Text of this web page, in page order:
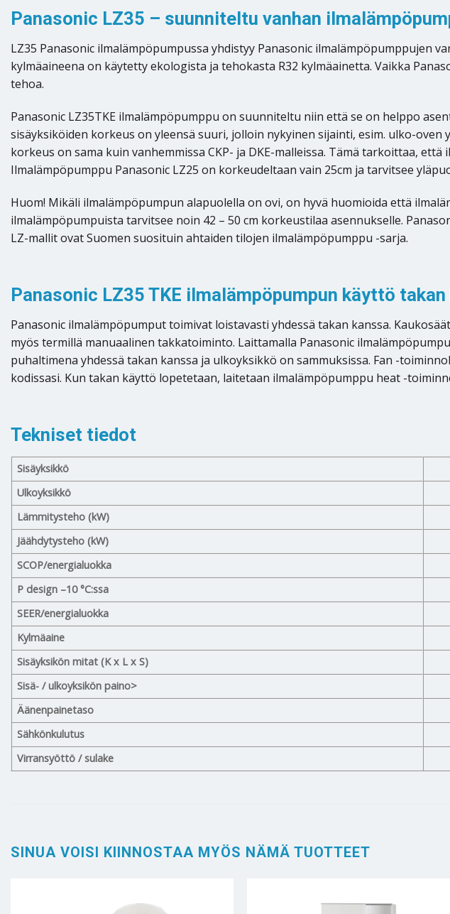
Panasonic LZ35 – suunniteltu vanhan
LZ35 Panasonic ilmalämpöpumpussa yhdistyy Panasonic ilmalämpöpumppujen
kylmäaineena on käytetty ekologista ja tehokasta R32 kylmäainetta. Vaikka
tehoa.
Panasonic LZ35TKE ilmalämpöpumppu on suunniteltu niin että se on helppo
sisäyksiköiden korkeus on yleensä suuri, jolloin nykyinen sijainti, esim. ulko-
korkeus on sama kuin vanhemmissa CKP- ja DKE-malleissa. Tämä tarkoittaa,
Ilmalämpöpumppu Panasonic LZ25 on korkeudeltaan vain 25cm ja tarvitsee
Huom! Mikäli ilmalämpöpumpun alapuolella on ovi, on hyvä huomioida että
ilmalämpöpumpuista tarvitsee noin 42 – 50 cm korkeustilaa asennukselle.
LZ-mallit ovat Suomen suosituin ahtaiden tilojen ilmalämpöpumppu -sarja.
Panasonic LZ35 TKE ilmalämpöpumpun käyttö
Panasonic ilmalämpöpumput toimivat loistavasti yhdessä takan kanssa.
myös termillä manuaalinen takkatoiminto. Laittamalla Panasonic
puhaltimena yhdessä takan kanssa ja ulkoyksikkö on sammuksissa. Fan -
kodissasi. Kun takan käyttö lopetetaan, laitetaan ilmalämpöpumppu heat -
Tekniset tiedot
Sisäyksikkö
Ulkoyksikkö
Lämmitysteho (kW)
Jäähdytysteho (kW)
SCOP/energialuokka
P design –10 °C:ssa
SEER/energialuokka
Kylmäaine
Sisäyksikön mitat (K x L x S)
Sisä- / ulkoyksikön paino>
Äänenpainetaso
Sähkönkulutus
Virransyöttö / sulake
SINUA VOISI KIINNOSTAA MYÖS NÄMÄ TUOTTEET